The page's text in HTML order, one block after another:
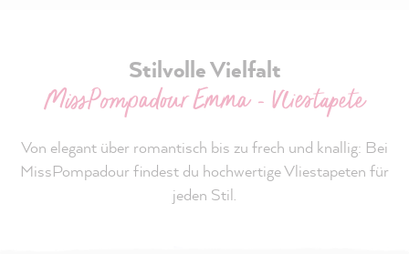
Stilvolle Vielfalt
MissPompadour Emma - Vliestapete
Von elegant über romantisch bis zu frech und knallig: Bei
MissPompadour findest du hochwertige Vliestapeten für
jeden Stil.